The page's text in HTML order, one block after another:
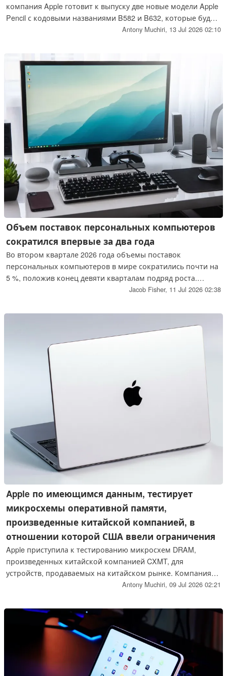
компания Apple готовит к выпуску две новые модели Apple
Pencil с кодовыми названиями B582 и B632, которые будут
представлены одновременно с обновлёнными моделями
Pro, возможно, будет отличаться улучшенной
ремонтопригодностью в соответствии с новыми
правилами ЕС, требующими использования сменных
аккумуляторов.
Antony Muchiri, 13 Jul 2026 02:10
Объем поставок персональных компьютеров
сократился впервые за два года
Во втором квартале 2026 года объемы поставок
персональных компьютеров в мире сократились почти на
5 %, положив конец девяти кварталам подряд роста.
Компания Apple пошла вразрез с этой тенденцией,
IDC предупредила о вероятности дальнейшего спада и
Jacob Fisher, 11 Jul 2026 02:38
Apple по имеющимся данным, тестирует
микросхемы оперативной памяти,
произведенные китайской компанией, в
отношении которой США ввели ограничения
Apple приступила к тестированию микросхем DRAM,
произведенных китайской компанией CXMT, для
устройств, продаваемых на китайском рынке. Компания
CXMT была включена в список 1260H Пентагона, в
вооруженными силами. Компания « Apple » по-прежнему
ожидает разрешения от правительства США на
использование этих микросхем. Данный шаг последовал
за резким повышением цен на модели Mac и iPad,
вызванным глобальным дефицитом памяти.
Antony Muchiri, 09 Jul 2026 02:21